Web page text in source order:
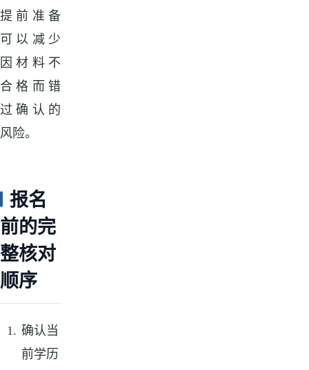
提前准备
可以减少
因材料不
合格而错
过确认的
风险。
报名
前的完
整核对
顺序
确认当
前学历